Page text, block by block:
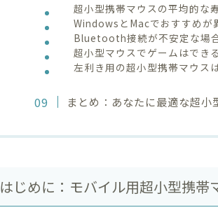
超小型携帯マウスの平均的な
WindowsとMacでおすすめが
Bluetooth接続が不安定な場
超小型マウスでゲームはでき
左利き用の超小型携帯マウス
まとめ：あなたに最適な超
はじめに：モバイル用超小型携帯